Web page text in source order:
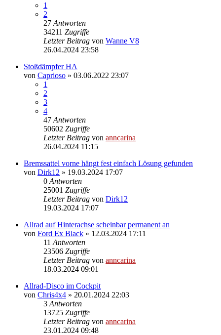
1
2
27 Antworten
34211 Zugriffe
Letzter Beitrag von Wanne V8
26.04.2024 23:58
Stoßdämpfer HA
von Caprioso » 03.06.2022 23:07
1
2
3
4
47 Antworten
50602 Zugriffe
Letzter Beitrag von anncarina
26.04.2024 11:15
Bremssattel vorne hängt fest einfach Lösung gefunden
von Dirk12 » 19.03.2024 17:07
0 Antworten
25001 Zugriffe
Letzter Beitrag von Dirk12
19.03.2024 17:07
Allrad auf Hinterachse scheinbar permanent an
von Ford Ex Black » 12.03.2024 17:11
11 Antworten
23506 Zugriffe
Letzter Beitrag von anncarina
18.03.2024 09:01
Allrad-Disco im Cockpit
von Chris4x4 » 20.01.2024 22:03
3 Antworten
13725 Zugriffe
Letzter Beitrag von anncarina
23.01.2024 09:48